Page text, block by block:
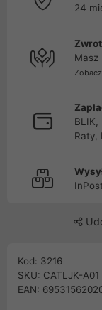
24
Masz
BLIK,
Raty,
Kod: 3216
SKU: CATLJK-A01
EAN: